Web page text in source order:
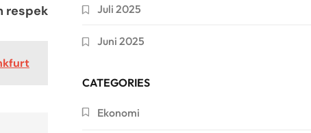
respek
Juli 2025
Juni 2025
CATEGORIES
Ekonomi